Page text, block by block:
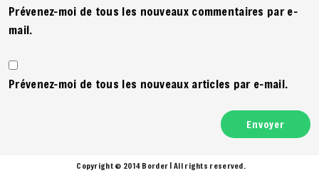
Prévenez-moi de tous les nouveaux commentaires par e-
mail.
Prévenez-moi de tous les nouveaux articles par e-mail.
Copyright © 2014 Border | All rights reserved.